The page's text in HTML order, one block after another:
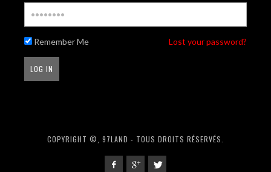
Remember Me Lost your password?
COPYRIGHT ©, 97LAND - TOUS DROITS RÉSERVÉS.